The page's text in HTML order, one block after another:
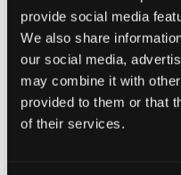
provide social media
We also share
our social media,
may combine it with
provided to them or that
of their services.
CHOISIR